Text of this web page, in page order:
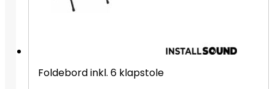
Foldebord inkl. 6 klapstole